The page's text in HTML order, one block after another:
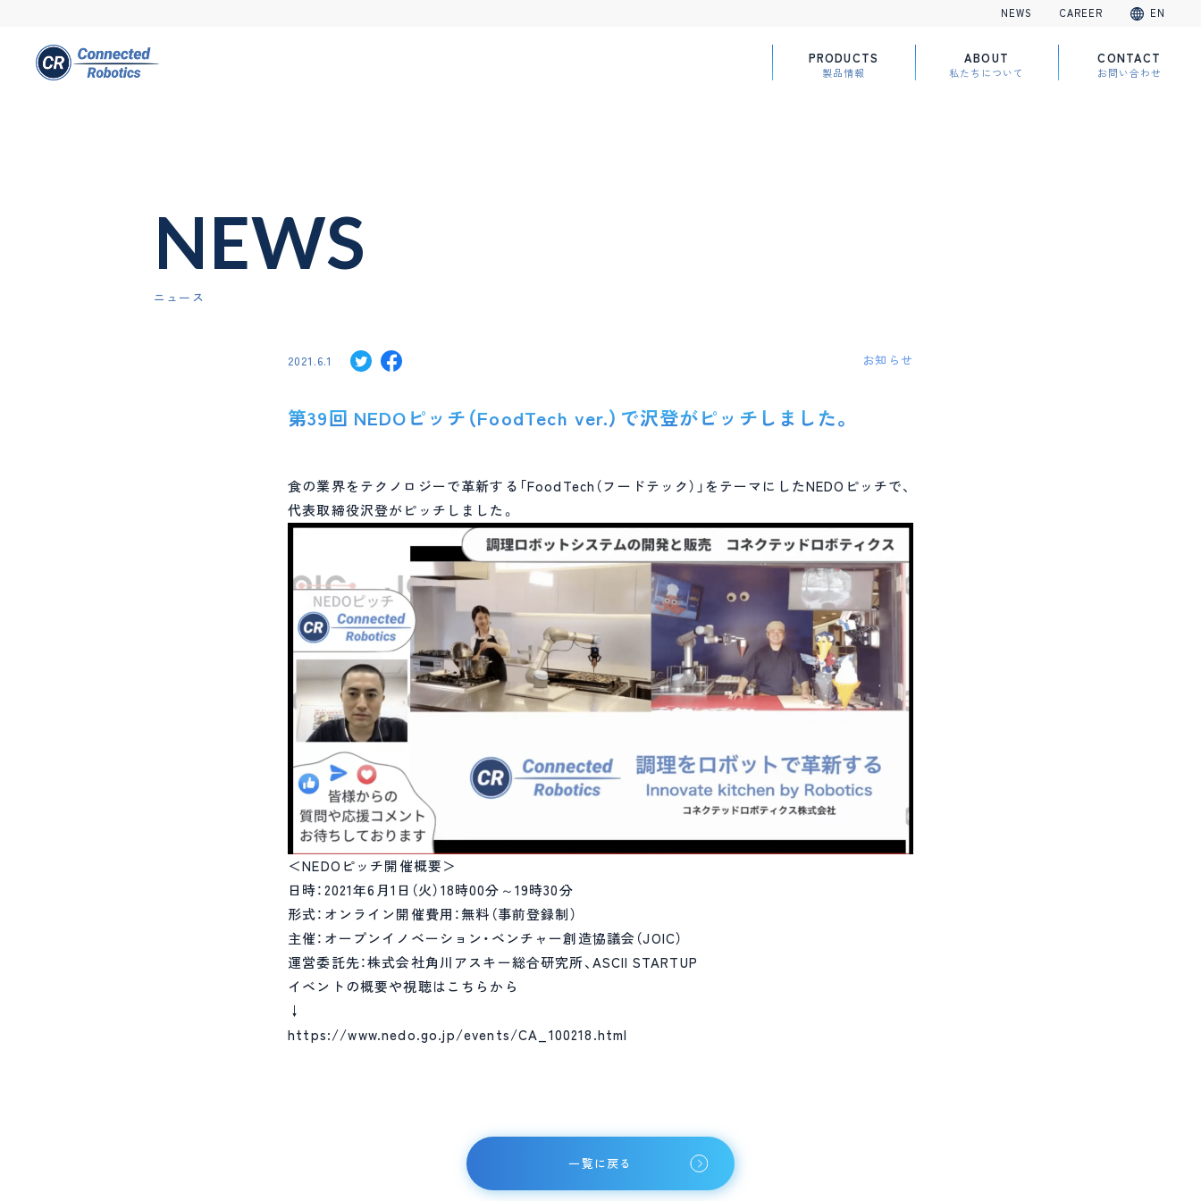
PRODUCTS
製品情報
ABOUT
私たちについて
CONTACT
お問い合わせ
NEWS CAREER EN
ニュース
NEWS
第39回 NEDOピッチ（FoodTech ver.）で沢登がピッチしました。
2021.6.1 お知らせ
食の業界をテクノロジーで革新する「FoodTech（フードテック）」をテーマにしたNEDOピッチで、
代表取締役沢登がピッチしました。
＜NEDOピッチ開催概要＞
日時：2021年6月1日（火）18時00分～19時30分
形式：オンライン開催費用：無料（事前登録制）
主催：オープンイノベーション・ベンチャー創造協議会（JOIC）
運営委託先：株式会社角川アスキー総合研究所、ASCII STARTUP
イベントの概要や視聴はこちらから
↓
https://www.nedo.go.jp/events/CA_100218.html
一覧に戻る